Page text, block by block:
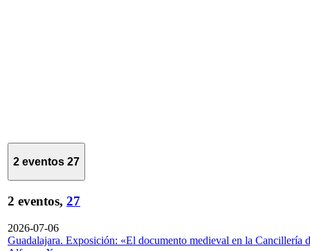
2 eventos 27
2 eventos, 27
2026-07-06
Guadalajara. Exposición: «El documento medieval en la Cancillería